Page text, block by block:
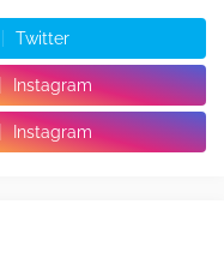
Twitter
Instagram
Instagram